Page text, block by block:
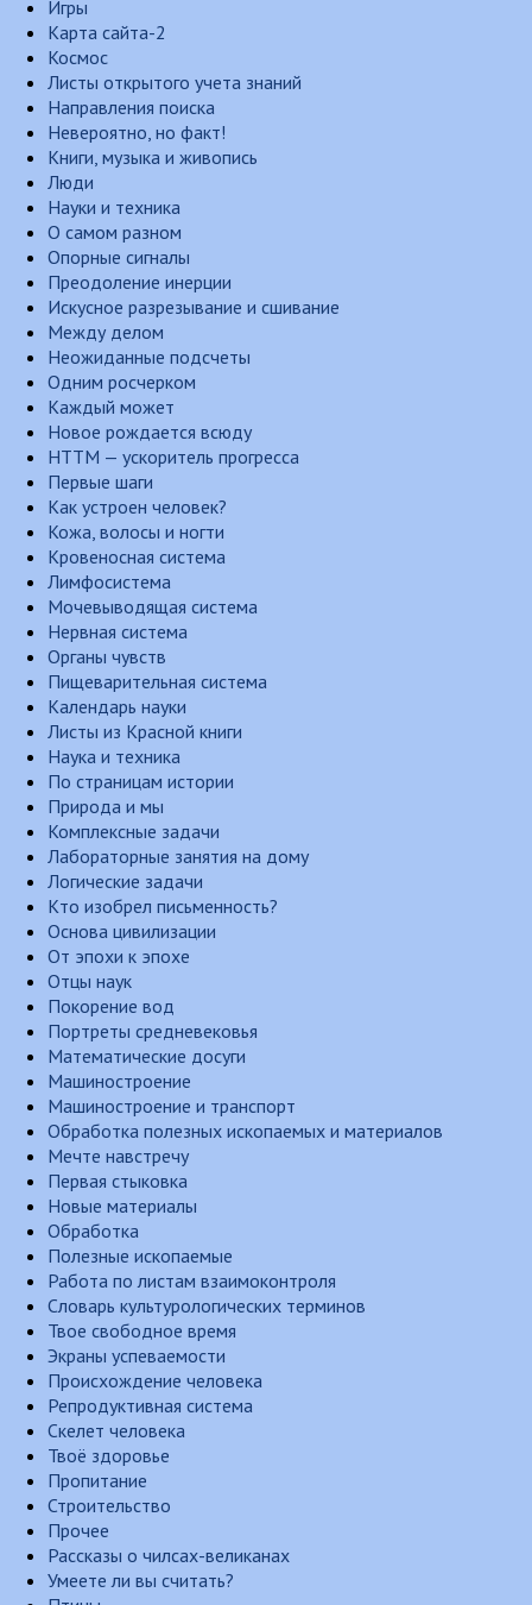
Игры
Карта сайта-2
Космос
Листы открытого учета знаний
Направления поиска
Невероятно, но факт!
Книги, музыка и живопись
Люди
Науки и техника
О самом разном
Опорные сигналы
Преодоление инерции
Искусное разрезывание и сшивание
Между делом
Неожиданные подсчеты
Одним росчерком
Каждый может
Новое рождается всюду
НТТМ — ускоритель прогресса
Первые шаги
Как устроен человек?
Кожа, волосы и ногти
Кровеносная система
Лимфосистема
Мочевыводящая система
Нервная система
Органы чувств
Пищеварительная система
Календарь науки
Листы из Красной книги
Наука и техника
По страницам истории
Природа и мы
Комплексные задачи
Лабораторные занятия на дому
Логические задачи
Кто изобрел письменность?
Основа цивилизации
От эпохи к эпохе
Отцы наук
Покорение вод
Портреты средневековья
Математические досуги
Машиностроение
Машиностроение и транспорт
Обработка полезных ископаемых и материалов
Мечте навстречу
Первая стыковка
Новые материалы
Обработка
Полезные ископаемые
Работа по листам взаимоконтроля
Словарь культурологических терминов
Твое свободное время
Экраны успеваемости
Происхождение человека
Репродуктивная система
Скелет человека
Твоё здоровье
Пропитание
Строительство
Прочее
Рассказы о чилсах-великанах
Умеете ли вы считать?